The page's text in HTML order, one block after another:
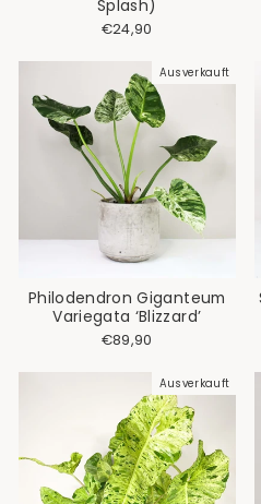
Splash)
€24,90
Ausverkauft
Philodendron Giganteum
Variegata ‘Blizzard’
€89,90
Ausverkauft